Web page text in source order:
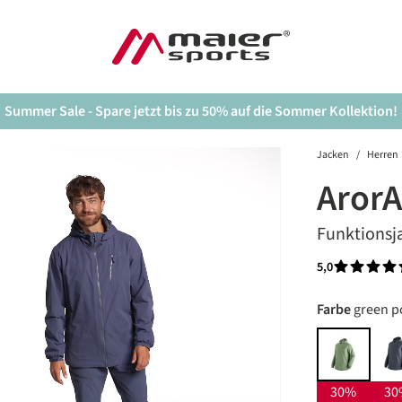
Summer Sale - Spare jetzt bis zu 50% auf die Sommer Kollektion!
Jacken / Herren
5,0
Farbegreen
green
30%